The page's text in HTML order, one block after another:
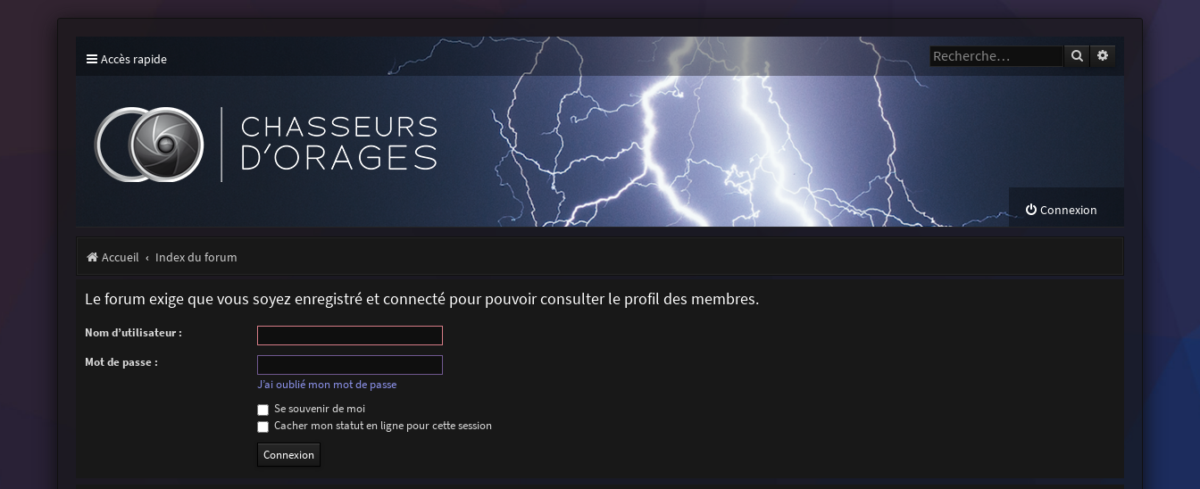
Accès rapide Rechercher
Connexion
Accueil Index du forum
Le forum exige que vous soyez enregistré et connecté pour pouvoir consulter le profil des membres.
Nom d’utilisateur :
Mot de passe :
J’ai oublié mon mot de passe
Se souvenir de moi
Cacher mon statut en ligne pour cette session